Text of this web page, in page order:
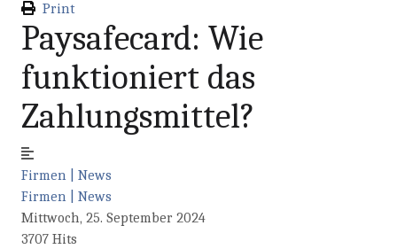
Print
Paysafecard: Wie
funktioniert das
Zahlungsmittel?
Firmen | News
Firmen | News
Mittwoch, 25. September 2024
3707 Hits